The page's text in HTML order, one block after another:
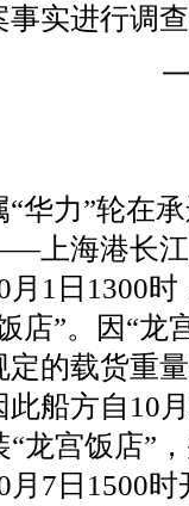
事实进行调
力”轮在承
上海港长
月1日1300
店”。因“龙
的载货重
船方自10
“龙宫饭店”
月7日1500